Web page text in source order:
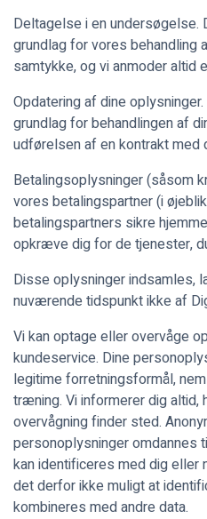
Deltagelse i en undersøgelse.
grundlag for vores behandling
samtykke, og vi anmoder altid
Opdatering af dine
grundlag for behandlingen af
udførelsen af en kontrakt med
Betalingsoplysninger (såsom
vores betalingspartner (i
betalingspartners sikre
opkræve dig for de tjenester,
Disse oplysninger indsamles,
nuværende tidspunkt ikke af
Vi kan optage eller overvåge
kundeservice. Dine
legitime forretningsformål,
træning. Vi informerer dig
overvågning finder sted.
personoplysninger omdannes
kan identificeres med dig eller
det derfor ikke muligt at
kombineres med andre data.